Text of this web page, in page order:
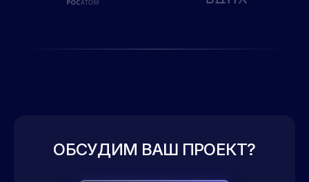
ОБСУДИМ ВАШ ПРОЕКТ?